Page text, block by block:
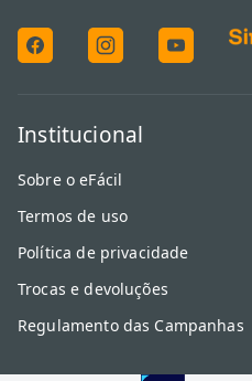
Institucional
Sobre o eFácil
Termos de uso
Política de privacidade
Trocas e devoluções
Regulamento das Campanhas